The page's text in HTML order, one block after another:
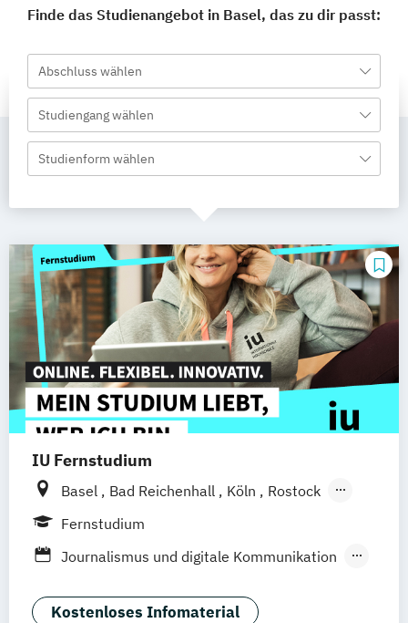
Finde das Studienangebot in Basel, das zu dir passt:
Abschluss wählen
Studiengang wählen
Studienform wählen
IU Fernstudium
Basel Bad Reichenhall Köln
Rostock
Freiburg
Deggendorf
Karlsruhe Kassel
Oberhausen Offenbach Saarbrücken
Neu-Ulm Graz Innsbruck Wien
Fernstudium
Journalismus und digitale Kommunikation
Kultur- und Medienpädagogik
Kostenloses Infomaterial